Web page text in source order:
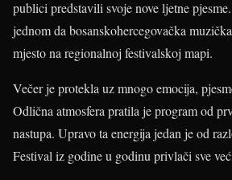
publici predstavili svoje nove ljetne
jednom da bosanskohercegovačka
mjesto na regionalnoj festivalskoj mapi.
Večer je protekla uz mnogo emocija,
Odlična atmosfera pratila je program od
nastupa. Upravo ta energija jedan je od
Festival iz godine u godinu privlači sve